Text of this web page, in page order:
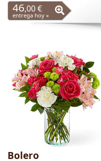
46,00 €
entrega hoy »
Bolero